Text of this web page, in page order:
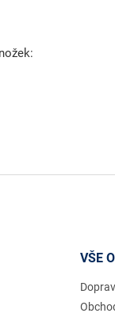
VŠE